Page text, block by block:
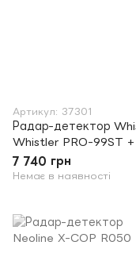
Артикул: 37301
Радар-детектор
Whistler PRO-99ST +
7 740 грн
Немає в наявності